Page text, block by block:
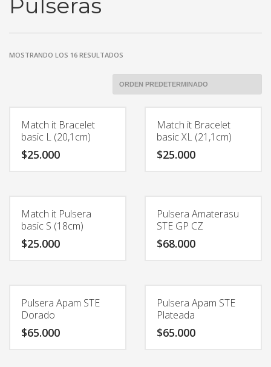
Pulseras
MOSTRANDO LOS 16 RESULTADOS
Match it Bracelet
basic L (20,1cm)
$25.000
Match it Bracelet
basic XL (21,1cm)
$25.000
Match it Pulsera
basic S (18cm)
$25.000
Pulsera Amaterasu
STE GP CZ
$68.000
Pulsera Apam STE
Dorado
$65.000
Pulsera Apam STE
Plateada
$65.000